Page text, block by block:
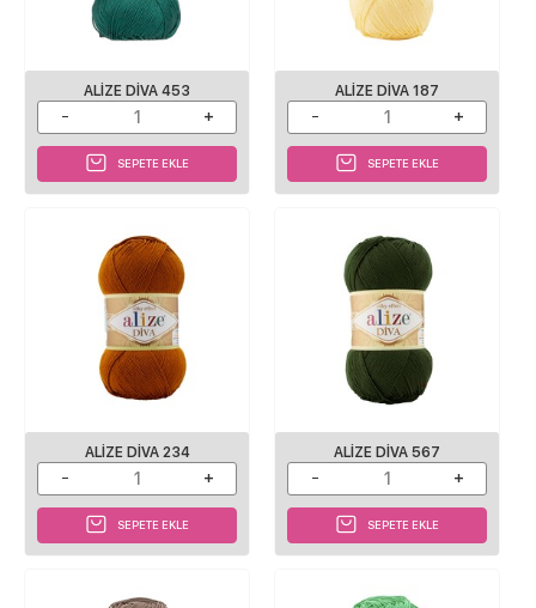
ALIZE DIVA 453
SEPETE EKLE
ALIZE DIVA 187
SEPETE EKLE
ALIZE DIVA 234
SEPETE EKLE
ALIZE DIVA 567
SEPETE EKLE